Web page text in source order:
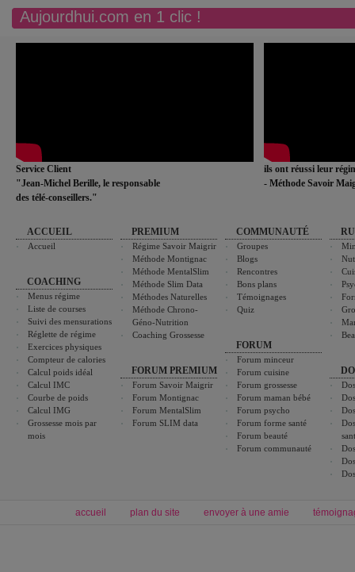
Aujourdhui.com en 1 clic !
Service Client
"Jean-Michel Berille, le responsable
des télé-conseillers."
ils ont réussi leur
- Méthode Savoir
ACCUEIL
Accueil
COACHING
Menus régime
Liste de courses
Suivi des mensurations
Réglette de régime
Exercices physiques
Compteur de calories
Calcul poids idéal
Calcul IMC
Courbe de poids
Calcul IMG
Grossesse mois par
mois
PREMIUM
Régime Savoir Maigrir
Méthode Montignac
Méthode MentalSlim
Méthode Slim Data
Méthodes Naturelles
Méthode Chrono-
Géno-Nutrition
Coaching Grossesse
FORUM PREMIUM
Forum Savoir Maigrir
Forum Montignac
Forum MentalSlim
Forum SLIM data
COMMUNAUTÉ
Groupes
Blogs
Rencontres
Bons plans
Témoignages
Quiz
FORUM
Forum minceur
Forum cuisine
Forum grossesse
Forum maman bébé
Forum psycho
Forum forme santé
Forum beauté
Forum communauté
accueil plan du site envoyer à une amie